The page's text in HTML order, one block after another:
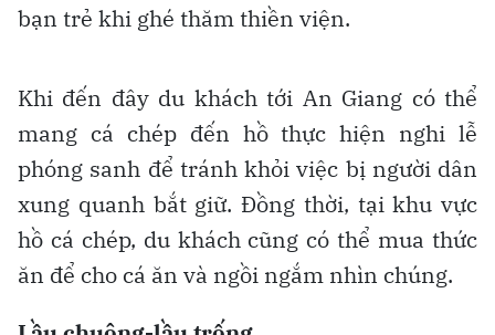
bạn trẻ khi ghé thăm thiền viện.
Khi đến đây du khách tới An Giang có thể
mang cá chép đến hồ thực hiện nghi lễ
phóng sanh để tránh khỏi việc bị người dân
xung quanh bắt giữ. Đồng thời, tại khu vực
hồ cá chép, du khách cũng có thể mua thức
ăn để cho cá ăn và ngồi ngắm nhìn chúng.